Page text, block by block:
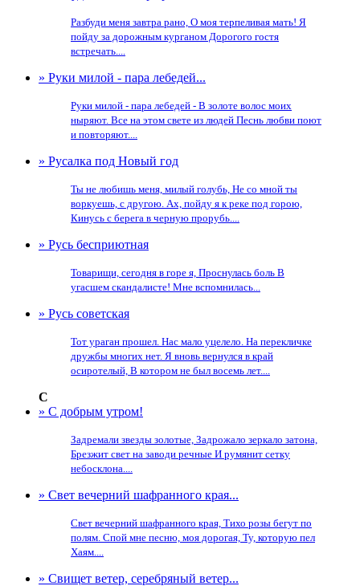
Разбуди меня завтра рано, О моя терпеливая мать! Я
пойду за дорожным курганом Дорогого гостя
встречать....
» Руки милой - пара лебедей...
Руки милой - пара лебедей - В золоте волос моих
ныряют. Все на этом свете из людей Песнь любви поют
и повторяют....
» Русалка под Новый год
Ты не любишь меня, милый голубь, Не со мной ты
воркуешь, с другою. Ах, пойду я к реке под горою,
Кинусь с берега в черную прорубь....
» Русь бесприютная
Товарищи, сегодня в горе я, Проснулась боль В
угасшем скандалисте! Мне вспомнилась...
» Русь советская
Тот ураган прошел. Нас мало уцелело. На перекличке
дружбы многих нет. Я вновь вернулся в край
осиротелый, В котором не был восемь лет....
С
» С добрым утром!
Задремали звезды золотые, Задрожало зеркало затона,
Брезжит свет на заводи речные И румянит сетку
небосклона....
» Свет вечерний шафранного края...
Свет вечерний шафранного края, Тихо розы бегут по
полям. Спой мне песню, моя дорогая, Ту, которую пел
Хаям....
» Свищет ветер, серебряный ветер...